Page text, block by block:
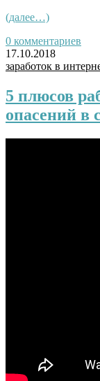
(далее…)
0 комментариев
17.10.2018
заработок в
5 плюсов
опасений в